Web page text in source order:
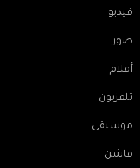
فيديو
صور
أفلام
تلفزيون
موسيقى
فاشن